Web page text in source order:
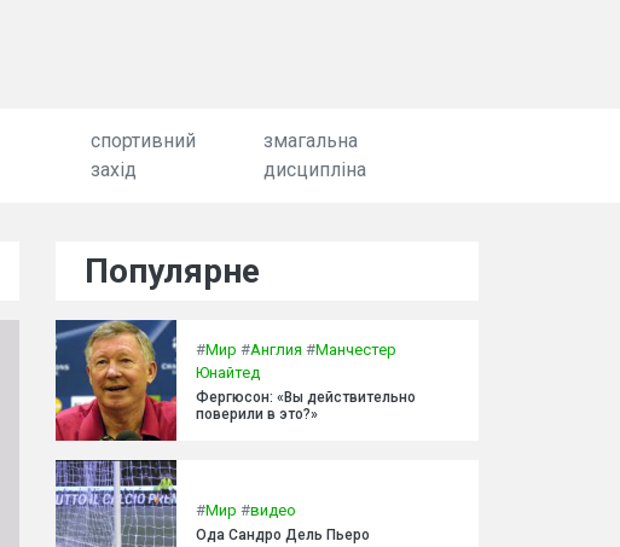
спортивний
захід
змагальна
дисципліна
Популярне
#Мир #Англия #Манчестер
Юнайтед
Фергюсон: «Вы действительно
поверили в это?»
#Мир #видео
Ода Сандро Дель Пьеро